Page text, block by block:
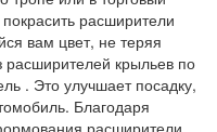
расширители
вам цвет, не теряя
расширителей крыльев по
. Это улучшает посадку,
Благодаря
расширители